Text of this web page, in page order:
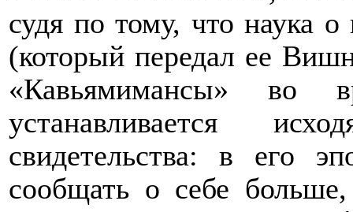
судя по тому, что наука
(который передал ее
«Кавьямимансы» во
устанавливается
свидетельства: в его
сообщать о себе